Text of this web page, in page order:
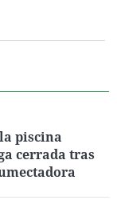
piscina
cerrada tras